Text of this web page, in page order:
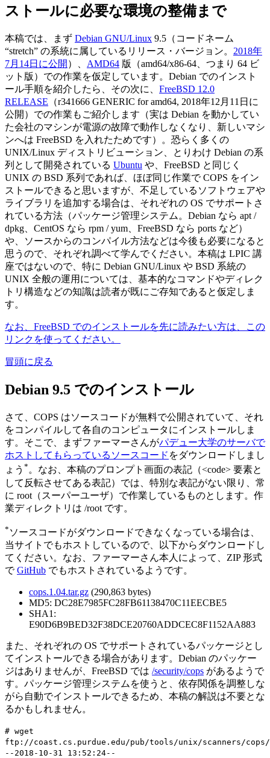
ストールに必要な環境の整備まで
本稿では、まず Debian GNU/Linux 9.5（コードネーム
“stretch” の系統に属しているリリース・バージョン。 2018年
7月14日に公開 ）、 AMD64 版（amd64/x86-64、つまり 64 ビ
ット版）での作業を仮定しています。Debian でのインスト
ール手順を紹介したら、その次に、 FreeBSD 12.0
RELEASE （r341666 GENERIC for amd64, 2018年12月11日に
公開）での作業もご紹介します（実は Debian を動かしてい
た会社のマシンが電源の故障で動作しなくなり、新しいマシ
ンへは FreeBSD を入れたためです）。恐らく多くの
UNIX/Linux ディストリビューション、とりわけ Debian の系
列として開発されている Ubuntu や、FreeBSD と同じく
UNIX の BSD 系列であれば、ほぼ同じ作業で COPS をイン
ストールできると思いますが、不足しているソフトウェアや
ライブラリを追加する場合は、それぞれの OS でサポートさ
れている方法（パッケージ管理システム。Debian なら apt /
dpkg、CentOS なら rpm / yum、FreeBSD なら ports など）
や、ソースからのコンパイル方法などは今後も必要になると
思うので、それぞれ調べて学んでください。本稿は LPIC 講
座ではないので、特に Debian GNU/Linux や BSD 系統の
UNIX 全般の運用については、基本的なコマンドやディレク
トリ構造などの知識は読者が既にご存知であると仮定しま
す。
なお、FreeBSD でのインストールを先に読みたい方は、この
リンクを使ってください。
冒頭に戻る
Debian 9.5 でのインストール
さて、COPS はソースコードが無料で公開されていて、それ
をコンパイルして各自のコンピュータにインストールしま
す。そこで、まずファーマーさんがパデュー大学のサーバで
ホストしてもらっているソースコード をダウンロードしまし
ょう *。なお、本稿のプロンプト画面の表記（<code> 要素と
して反転させてある表記）では、特別な表記がない限り、常
に root（スーパーユーザ）で作業しているものとします。作
業ディレクトリは /root です。
* ソースコードがダウンロードできなくなっている場合は、
当サイトでもホストしているので、以下からダウンロードし
てください。なお、ファーマーさん本人によって、ZIP 形式
でGitHub でもホストされているようです。
cops.1.04.tar.gz (290,863 bytes)
MD5: DC28E7985FC28FB61138470C11EECBE5
SHA1:
E90D6B9BED32F38DCE20760ADDCEC8F1152AA883
また、それぞれの OS でサポートされているパッケージとし
てインストールできる場合があります。Debian のパッケー
ジはありませんが、FreeBSD では /security/cops があるようで
す。パッケージ管理システムを使うと、依存関係を調整しな
がら自動でインストールできるため、本稿の解説は不要とな
るかもしれません。
# wget
ftp://coast.cs.purdue.edu/pub/tools/unix/scanners/
--2018-10-31 13:52:24--